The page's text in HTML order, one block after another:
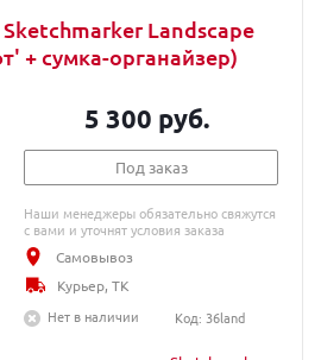
Landscape
+ сумка-органайзер)
5 300 руб.
Под заказ
Наши менеджеры обязательно свяжутся
с вами и уточнят условия заказа
Самовывоз
Курьер, ТК
Нет в наличии
Код: 36land